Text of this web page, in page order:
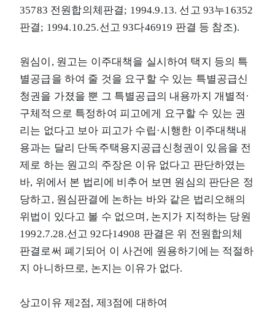
35783 전원합의체판결; 1994.9.13. 선고 93누16352
판결; 1994.10.25.선고 93다46919 판결 등 참조).
원심이, 원고는 이주대책을 실시하여 택지 등의 특
별공급을 하여 줄 것을 요구할 수 있는 특별공급신
청권을 가졌을 뿐 그 특별공급의 내용까지 개별적·
구체적으로 특정하여 피고에게 요구할 수 있는 권
리는 없다고 보아 피고가 수립·시행한 이주대책내
용과는 달리 단독주택용지공급신청권이 있음을 전
제로 하는 원고의 주장은 이유 없다고 판단하였는
바, 위에서 본 법리에 비추어 보면 원심의 판단은 정
당하고, 원심판결에 논하는 바와 같은 법리오해의
위법이 있다고 볼 수 없으며, 논지가 지적하는 당원
1992.7.28.선고 92다14908 판결은 위 전원합의체
판결로써 폐기되어 이 사건에 원용하기에는 적절하
지 아니하므로, 논지는 이유가 없다.
상고이유 제2점, 제3점에 대하여